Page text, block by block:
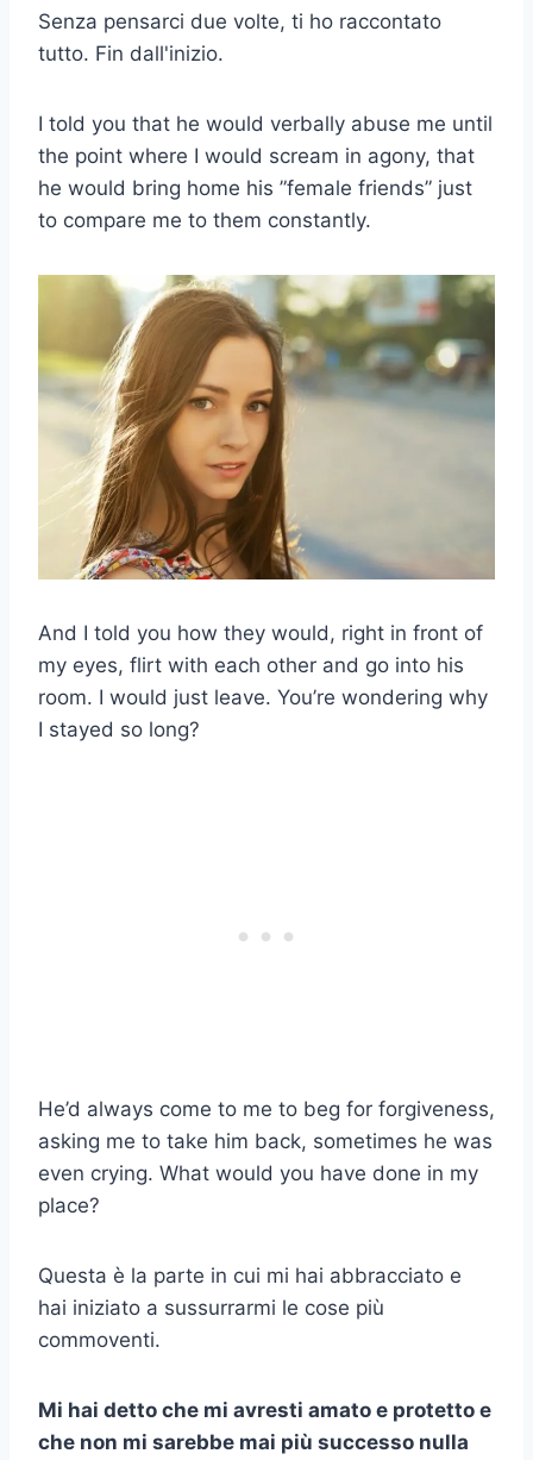
Senza pensarci due volte, ti ho raccontato
tutto. Fin dall'inizio.
I told you that he would verbally abuse me until
the point where I would scream in agony, that
he would bring home his ”female friends” just
to compare me to them constantly.
And I told you how they would, right in front of
my eyes, flirt with each other and go into his
room. I would just leave. You’re wondering why
I stayed so long?
He’d always come to me to beg for forgiveness,
asking me to take him back, sometimes he was
even crying. What would you have done in my
place?
Questa è la parte in cui mi hai abbracciato e
hai iniziato a sussurrarmi le cose più
commoventi.
Mi hai detto che mi avresti amato e protetto e
che non mi sarebbe mai più successo nulla